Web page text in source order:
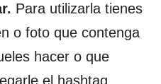
Para utilizarla tienes
o foto que contenga
hacer o que
el hashtag